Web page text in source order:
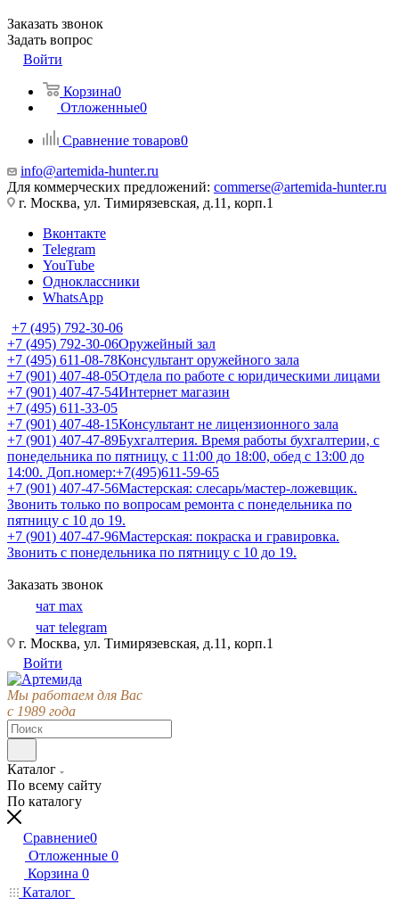
Заказать звонок
Задать вопрос
Войти
Корзина0
Отложенные0
Сравнение товаров0
info@artemida-hunter.ru
Для коммерческих предложений: commerse@artemida-hunter.ru
г. Москва, ул. Тимирязевская, д.11, корп.1
Вконтакте
Telegram
YouTube
Одноклассники
WhatsApp
+7 (495) 792-30-06
+7 (495) 792-30-06Оружейный зал
+7 (495) 611-08-78Консультант оружейного зала
+7 (901) 407-48-05Отдела по работе с юридическими лицами
+7 (901) 407-47-54Интернет магазин
+7 (495) 611-33-05
+7 (901) 407-48-15Консультант не лицензионного зала
+7 (901) 407-47-89Бухгалтерия. Время работы бухгалтерии, с
понедельника по пятницу, с 11:00 до 18:00, обед с 13:00 до
14:00. Доп.номер:+7(495)611-59-65
+7 (901) 407-47-56Мастерская: слесарь/мастер-ложевщик.
Звонить только по вопросам ремонта с понедельника по
пятницу с 10 до 19.
+7 (901) 407-47-96Мастерская: покраска и гравировка.
Звонить с понедельника по пятницу с 10 до 19.
Заказать звонок
чат max
чат telegram
г. Москва, ул. Тимирязевская, д.11, корп.1
Войти
Мы работаем для Вас
с 1989 года
Каталог
По всему сайту
По каталогу
Сравнение0
Отложенные 0
Корзина 0
Каталог